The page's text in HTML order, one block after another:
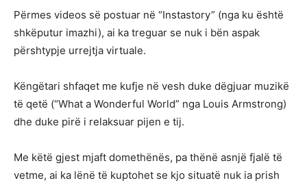
Përmes videos së postuar në “Instastory” (nga ku është
shkëputur imazhi), ai ka treguar se nuk i bën aspak
përshtypje urrejtja virtuale.
Këngëtari shfaqet me kufje në vesh duke dëgjuar muzikë
të qetë (“What a Wonderful World” nga Louis Armstrong)
dhe duke pirë i relaksuar pijen e tij.
Me këtë gjest mjaft domethënës, pa thënë asnjë fjalë të
vetme, ai ka lënë të kuptohet se kjo situatë nuk ia prish